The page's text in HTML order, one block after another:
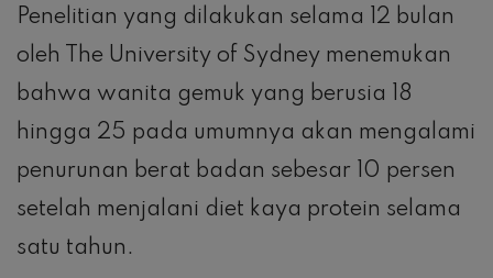
Penelitian yang dilakukan selama 12 bulan
oleh The University of Sydney menemukan
bahwa wanita gemuk yang berusia 18
hingga 25 pada umumnya akan mengalami
penurunan berat badan sebesar 10 persen
setelah menjalani diet kaya protein selama
satu tahun.